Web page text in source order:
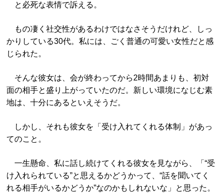
と必死な表情で訴える。
もの凄く社交性があるわけではなさそうだけれど、しっ
かりしている30代。私には、ごく普通の可愛い女性だと感
じられた。
そんな彼女は、会が終わってから2時間あまりも、初対
面の相手と盛り上がっていたのだ。新しい環境になじむ素
地は、十分にあるといえそうだ。
しかし、それも彼女を「受け入れてくれる体制」があっ
てのこと。
一生懸命、私に話し続けてくれる彼女を見ながら、「“受
け入れられている”と思えるかどうかって、“話を聞いてく
れる相手がいるかどうか”なのかもしれないな」と思った。